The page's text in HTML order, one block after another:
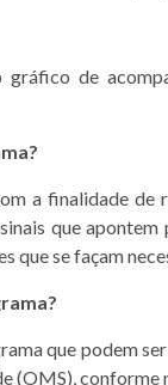
de
a finalidade
que
que se façam
que podem
(OMS),